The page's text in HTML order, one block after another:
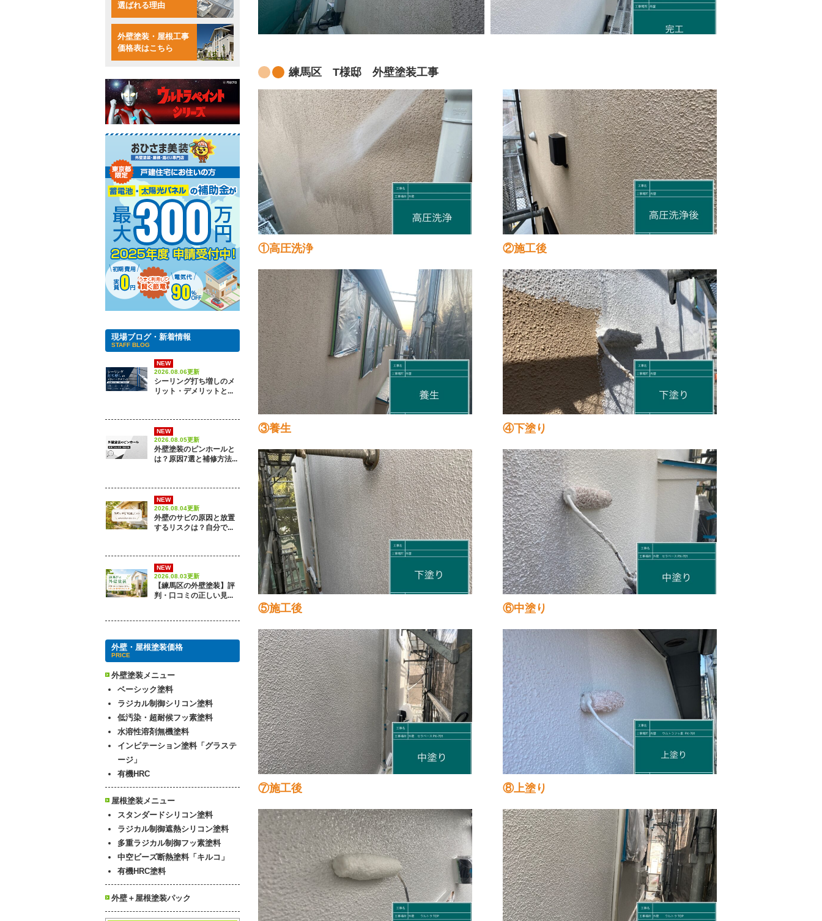
練馬区 T様邸 外壁塗装工事
①高圧洗浄 ②施工後
③養生 ④下塗り
⑤施工後 ⑥中塗り
⑦施工後 ⑧上塗り
選ばれる理由
外壁塗装・屋根工事
価格表はこちら
現場ブログ・新着情報
STAFF BLOG
NEW
2026.08.06更新
シーリング打ち増しのメ
リット・デメリットと...
NEW
2026.08.05更新
外壁塗装のピンホールと
は？原因7選と補修方法...
NEW
2026.08.04更新
外壁のサビの原因と放置
するリスクは？自分で...
NEW
2026.08.03更新
【練馬区の外壁塗装】評
判・口コミの正しい見...
外壁・屋根塗装価格
PRICE
外壁塗装メニュー
ベーシック塗料
ラジカル制御シリコン塗料
低汚染・超耐候フッ素塗料
水溶性溶剤無機塗料
インビテーション塗料「グラステ
ージ」
有機HRC
屋根塗装メニュー
スタンダードシリコン塗料
ラジカル制御遮熱シリコン塗料
多重ラジカル制御フッ素塗料
中空ビーズ断熱塗料「キルコ」
有機HRC塗料
外壁＋屋根塗装パック